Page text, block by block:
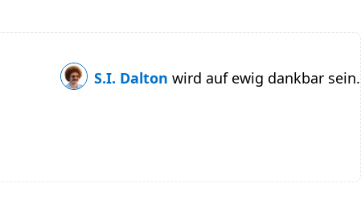
S.I. Dalton wird auf ewig dankbar sein.